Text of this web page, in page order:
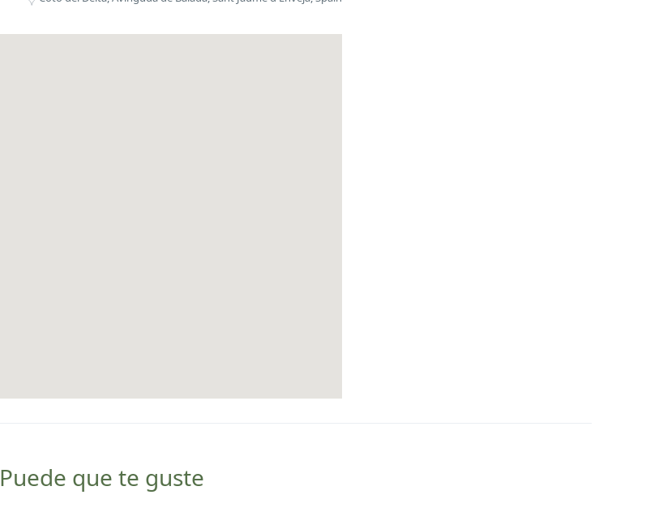
Puede que te guste